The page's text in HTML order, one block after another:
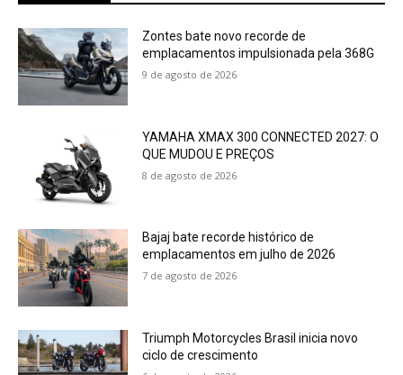
Zontes bate novo recorde de
emplacamentos impulsionada pela 368G
9 de agosto de 2026
YAMAHA XMAX 300 CONNECTED 2027: O
QUE MUDOU E PREÇOS
8 de agosto de 2026
Bajaj bate recorde histórico de
emplacamentos em julho de 2026
7 de agosto de 2026
Triumph Motorcycles Brasil inicia novo
ciclo de crescimento